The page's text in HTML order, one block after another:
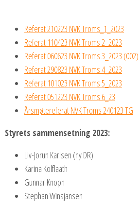
Referat 210223 NVK Troms_1_2023
Referat 110423 NVK Troms 2_2023
Referat 060623 NVK Troms 3_2023 (002)
Referat 290823 NVK Troms 4_2023
Referat 101023 NVK Troms 5_2023
Referat 051223 NVK Troms 6_23
Årsmøtereferat NVK Troms 240123 TG
Styrets sammensetning 2023:
Liv-Jorun Karlsen (ny DR)
Karina Kolflaath
Gunnar Knoph
Stephan Winsjansen